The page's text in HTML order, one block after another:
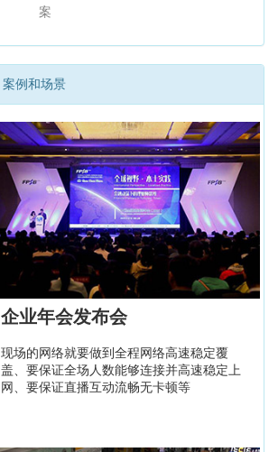
案
案例和场景
企业年会发布会
现场的网络就要做到全程网络高速稳定覆
盖、要保证全场人数能够连接并高速稳定上
网、要保证直播互动流畅无卡顿等